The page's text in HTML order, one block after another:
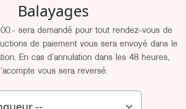
Balayages
sera demandé pour tout rendez-vous de
de paiement vous sera envoyé dans le
En cas d'annulation dans les 48 heures,
l'acompte vous sera reversé.